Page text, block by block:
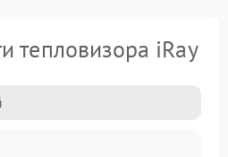
тепловизора iRay